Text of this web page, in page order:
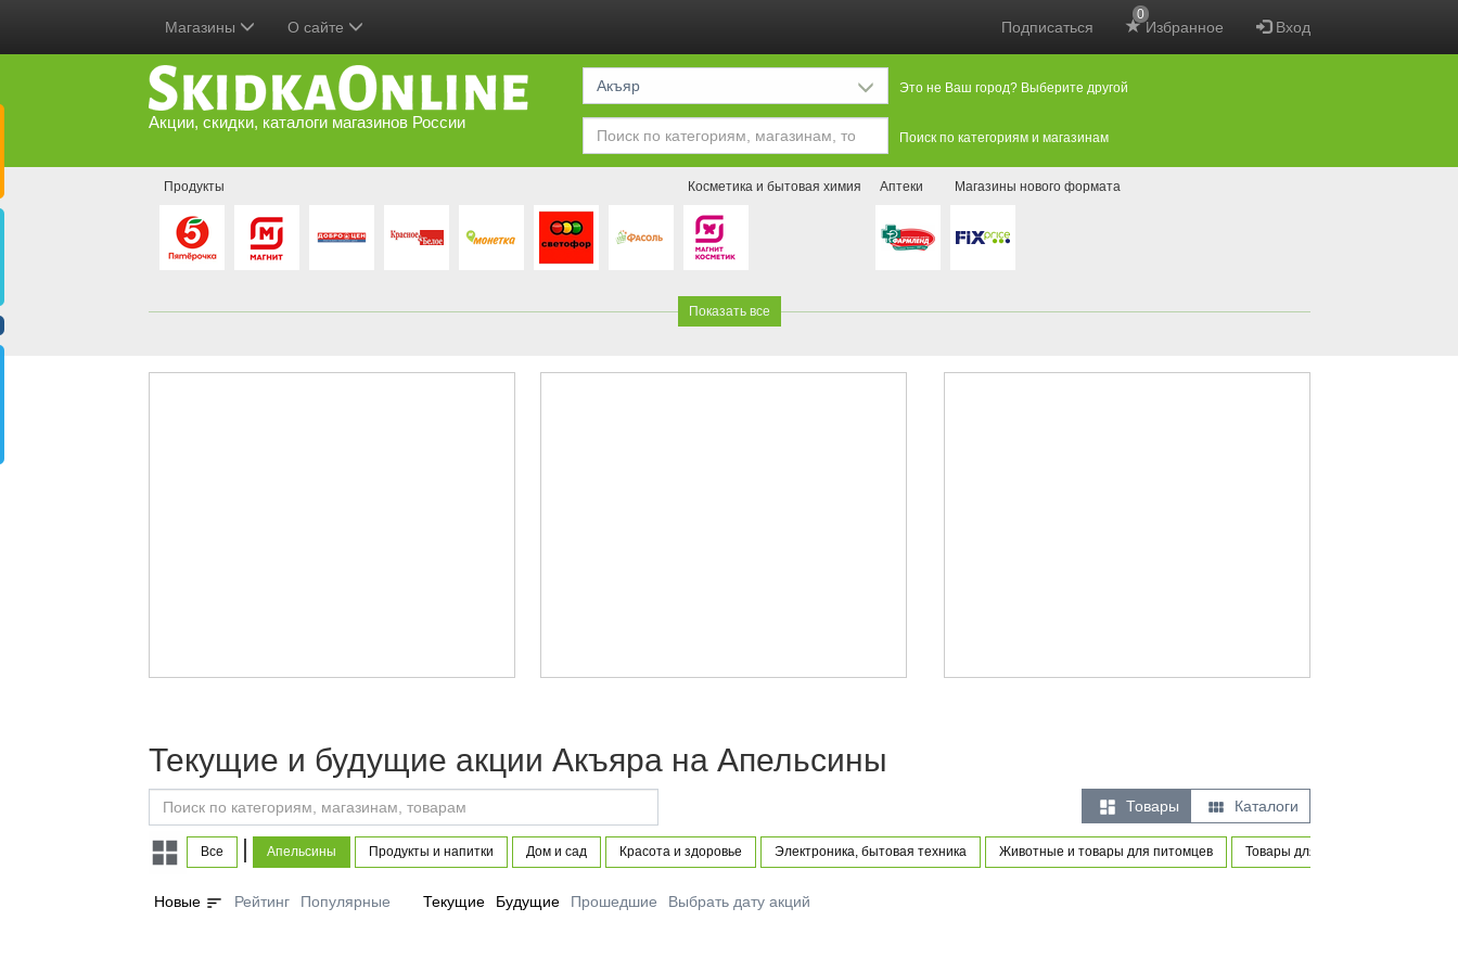
Подписаться Избранное
0
Вход
Магазины О сайте
Акции, скидки, каталоги магазинов России
Акъяр Это не Ваш город? Выберите другой
Поиск по категориям и магазинам
Продукты Косметика и бытовая химия Аптеки Магазины нового формата
Показать все
Текущие и будущие акции Акъяра на Апельсины
 Товары  Каталоги
Все | Апельсины Продукты и напитки Дом и сад Красота и здоровье Электроника, бытовая техника Животные и товары для питомцев Товары для новорожденных и
Новые sort Рейтинг Популярные Текущие Будущие Прошедшие Выбрать дату акций